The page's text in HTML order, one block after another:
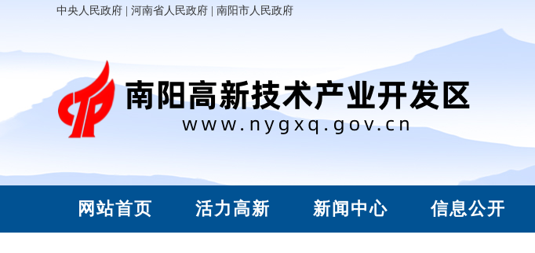
中央人民政府 河南省人民政府 南阳市人民政府
网站首页 活力高新 新闻中心 信息公开